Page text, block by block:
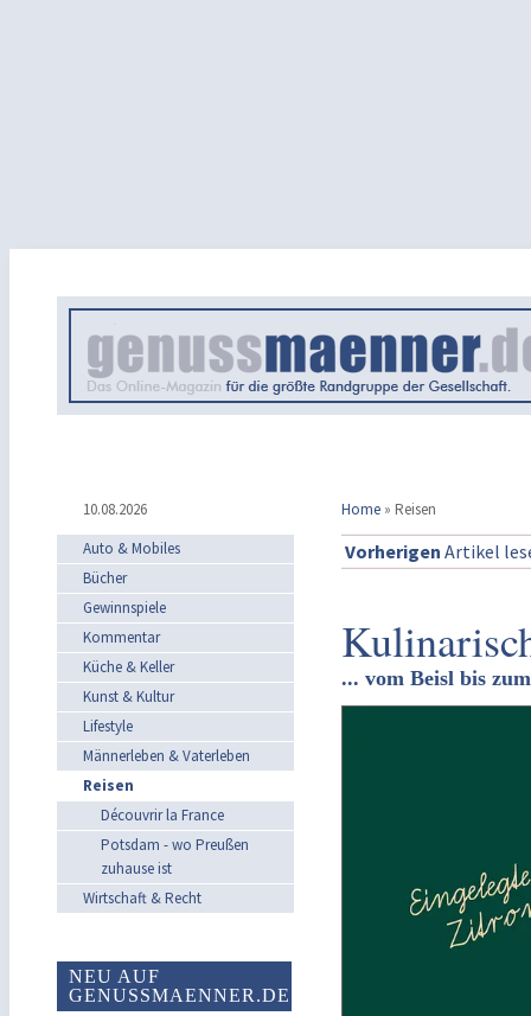
10.08.2026 Home » Reisen
Auto & Mobiles
Bücher
Gewinnspiele
Kommentar
Küche & Keller
Kunst & Kultur
Lifestyle
Männerleben & Vaterleben
Reisen
Découvrir la France
Potsdam - wo Preußen
zuhause ist
Wirtschaft & Recht
NEU AUF
GENUSSMAENNER.DE
Vorherigen Artikel
... vom Beisl bis